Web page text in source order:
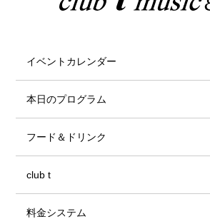
イベントカレンダー
本日のプログラム
フード＆ドリンク
club t
料金システム